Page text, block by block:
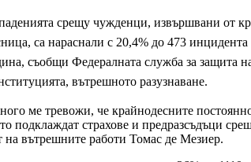
срещу чужденци, извършвани от
са нараснали с 20,4% до 473 инцидента
съобщи Федералната служба за защита
вътрешното разузнаване.
ме тревожи, че крайнодесните
подклаждат страхове и предразсъдъци
вътрешните работи Томас де Мезиер.